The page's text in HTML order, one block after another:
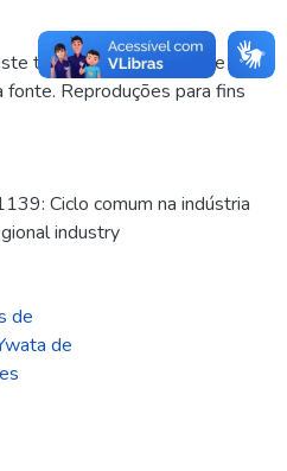
texto e dos dados nele
Reproduções para fins
Ciclo comum na indústria
industry
de
de